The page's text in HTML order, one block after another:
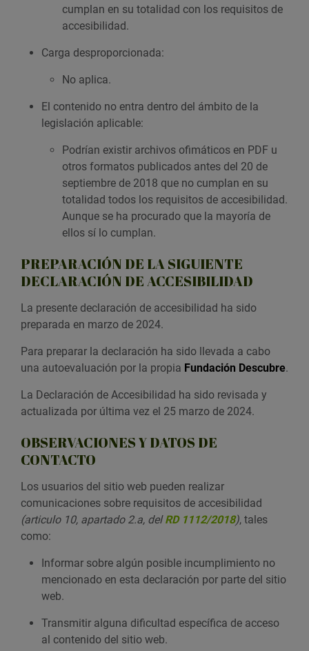
cumplan en su totalidad con los requisitos de
accesibilidad.
Carga desproporcionada:
No aplica.
El contenido no entra dentro del ámbito de la
legislación aplicable:
Podrían existir archivos ofimáticos en PDF u
otros formatos publicados antes del 20 de
septiembre de 2018 que no cumplan en su
totalidad todos los requisitos de accesibilidad.
Aunque se ha procurado que la mayoría de
ellos sí lo cumplan.
PREPARACIÓN DE LA SIGUIENTE
DECLARACIÓN DE ACCESIBILIDAD
La presente declaración de accesibilidad ha sido
preparada en marzo de 2024.
Para preparar la declaración ha sido llevada a cabo
una autoevaluación por la propia Fundación Descubre.
La Declaración de Accesibilidad ha sido revisada y
actualizada por última vez el 25 marzo de 2024.
OBSERVACIONES Y DATOS DE
CONTACTO
Los usuarios del sitio web pueden realizar
comunicaciones sobre requisitos de accesibilidad
(articulo 10, apartado 2.a, delRD 1112/2018), tales
como:
Informar sobre algún posible incumplimiento no
mencionado en esta declaración por parte del sitio
web.
Transmitir alguna dificultad específica de acceso
al contenido del sitio web.